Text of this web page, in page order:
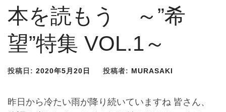
本を読もう ～”希
望”特集 VOL.1～
投稿日: 2020年5月20日 投稿者: MURASAKI
昨日から冷たい雨が降り続いていますね 皆さん、